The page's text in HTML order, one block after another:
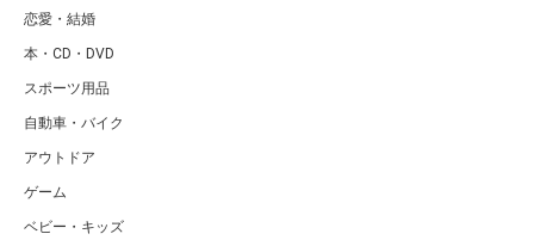
恋愛・結婚
本・CD・DVD
スポーツ用品
自動車・バイク
アウトドア
ゲーム
ベビー・キッズ